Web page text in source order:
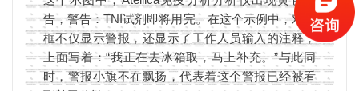
告，警告：TNI试剂即将用完。在这个示例中，对话
框不仅显示警报，还显示了工作人员输入的注释，
上面写着：“我正在去冰箱取，马上补充。”与此同
时，警报小旗不在飘扬，代表着这个警报已经被看